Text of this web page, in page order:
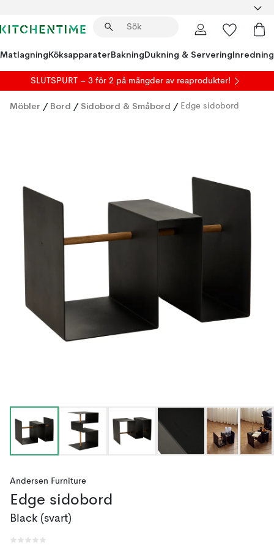
MatlagningKöksapparaterBakningDukning & ServeringInredning
SLUTSPURT – 3 för 2 på mängder av reaprodukter!
Möbler / Bord / Sidobord & Småbord / Edge sidobord
Andersen Furniture
Edge sidobord
Black (svart)